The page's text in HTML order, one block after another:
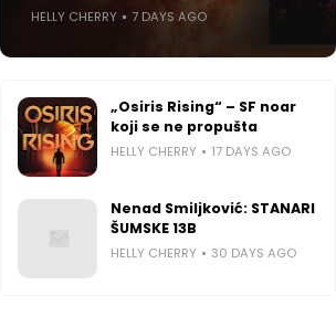
HELLY CHERRY 7 DAYS AGO
„Osiris Rising“ – SF noar
koji se ne propušta
HELLY CHERRY 17 DAYS AGO
Nenad Smiljković: STANARI
ŠUMSKE 13B
HELLY CHERRY 30 DAYS AGO